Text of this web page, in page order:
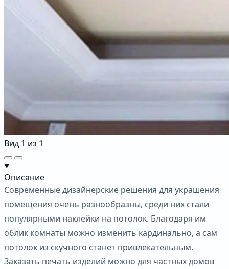
Вид 1 из 1
Описание
Современные дизайнерские решения для украшения
помещения очень разнообразны, среди них стали
популярными наклейки на потолок. Благодаря им
облик комнаты можно изменить кардинально, а сам
потолок из скучного станет привлекательным.
Заказать печать изделий можно для частных домов